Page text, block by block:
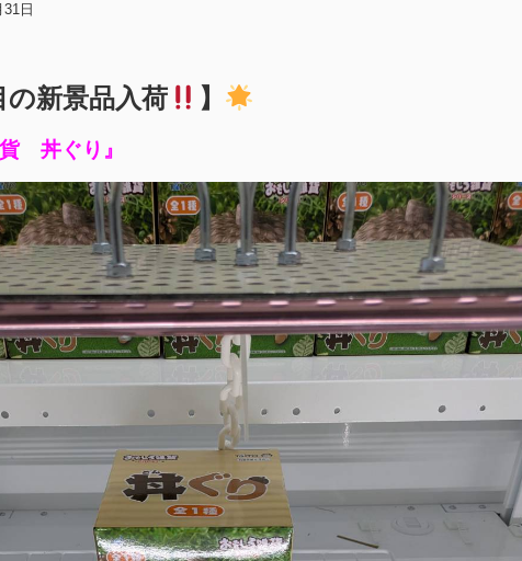
日
の新景品入荷 】
貨 丼ぐり』